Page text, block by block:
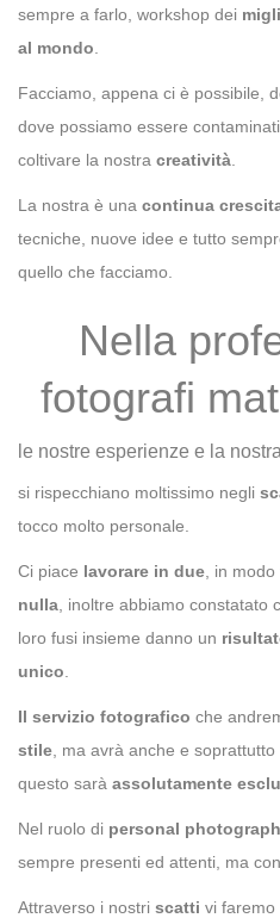
sempre a farlo, workshop dei
al mondo
Facciamo, appena ci è possibile,
dove possiamo essere
coltivare la nostra creatività
La nostra è una continua
tecniche, nuove idee e tutto
quello che facciamo.
Nella
fotografi
le nostre esperienze e la
si rispecchiano moltissimo negli
tocco molto personale.
Ci piace lavorare in due , in
nulla , inoltre abbiamo constatato
loro fusi insieme danno un
unico
Il servizio fotografico che
stile , ma avrà anche e soprattutto
questo sarà assolutamente
Nel ruolo di personal
sempre presenti ed attenti, ma con
Attraverso i nostri scatti vi faremo